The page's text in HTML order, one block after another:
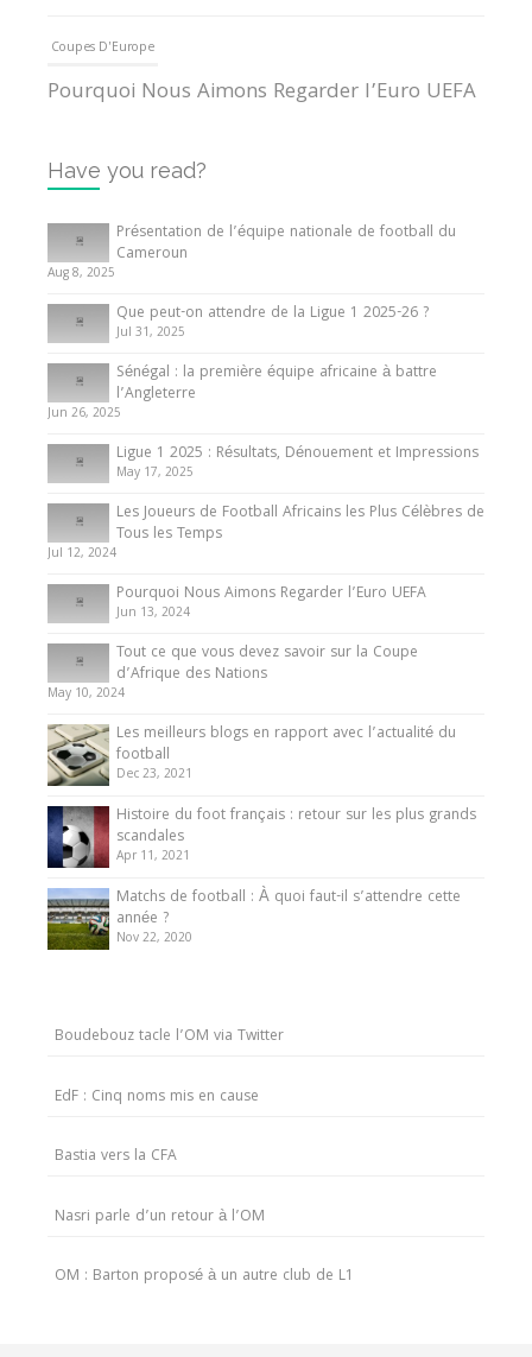
Coupes D'Europe
Pourquoi Nous Aimons Regarder l’Euro UEFA
Internationales
Tout ce que vous devez savoir sur la Coupe
d’Afrique des Nations
10 May 2024
Internationales
Présentation de l’équipe nationale de football
du Cameroun
8 August 2025
Have you read?
Présentation de l’équipe nationale de football du
Cameroun
Aug 8, 2025
Que peut-on attendre de la Ligue 1 2025-26 ?
Jul 31, 2025
Sénégal : la première équipe africaine à battre
l’Angleterre
Jun 26, 2025
Ligue 1 2025 : Résultats, Dénouement et Impressions
May 17, 2025
Les Joueurs de Football Africains les Plus Célèbres de
Tous les Temps
Jul 12, 2024
Pourquoi Nous Aimons Regarder l’Euro UEFA
Jun 13, 2024
Tout ce que vous devez savoir sur la Coupe
d’Afrique des Nations
May 10, 2024
Les meilleurs blogs en rapport avec l’actualité du
football
Dec 23, 2021
Histoire du foot français : retour sur les plus grands
scandales
Apr 11, 2021
Matchs de football : À quoi faut-il s’attendre cette
année ?
Nov 22, 2020
Boudebouz tacle l’OM via Twitter
EdF : Cinq noms mis en cause
Bastia vers la CFA
Nasri parle d’un retour à l’OM
OM : Barton proposé à un autre club de L1